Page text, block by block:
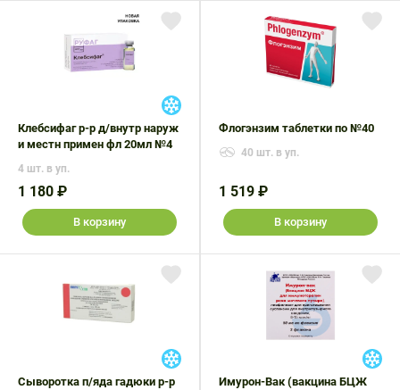
Клебсифаг р-р д/внутр наруж
и местн примен фл 20мл №4
4 шт. в уп.
1 180 ₽
В корзину
Флогэнзим таблетки по №40
40 шт. в уп.
1 519 ₽
В корзину
Сыворотка п/яда гадюки р-р
Имурон-Вак (вакцина БЦЖ